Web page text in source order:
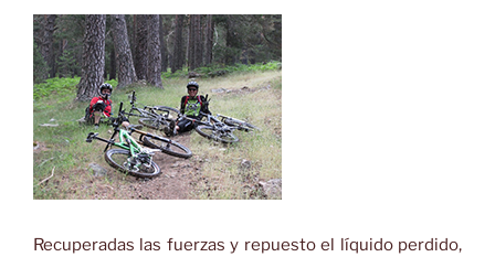
Recuperadas las fuerzas y repuesto el líquido perdido,